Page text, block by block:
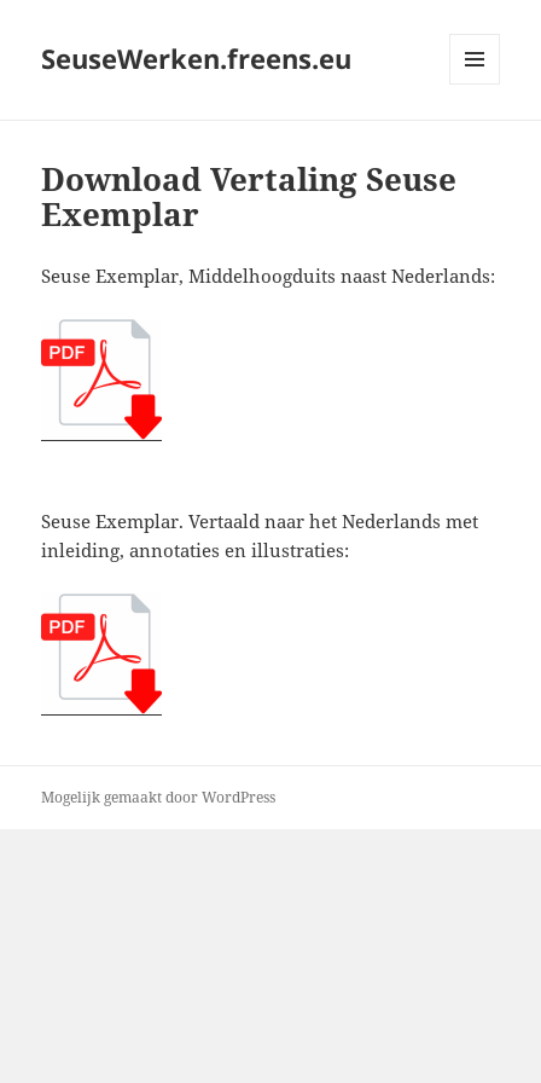
SeuseWerken.freens.eu
Download Vertaling Seuse
Exemplar
Seuse Exemplar, Middelhoogduits naast Nederlands:
Seuse Exemplar. Vertaald naar het Nederlands met
inleiding, annotaties en illustraties:
Mogelijk gemaakt door WordPress